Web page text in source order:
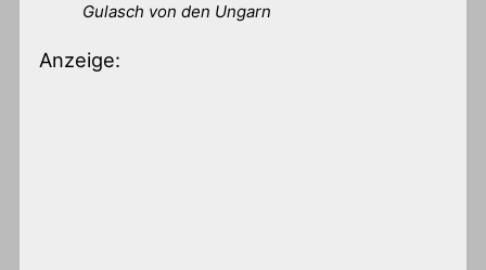
Gulasch von den Ungarn
Anzeige: